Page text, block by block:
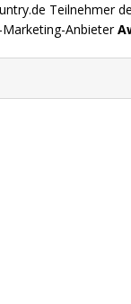
Teilnehmer
Anbieter